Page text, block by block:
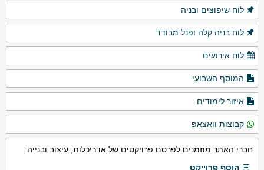
לוח שיפוצים ובניה
לוח בניה קלה ופנל מבודד
לוח אירועים
המוסף השבועי
איזור לימודים
קבוצות וואצאפ
חברי האתר מוזמנים לפרסם פרויקטים של אדריכלות, עיצוב ובנייה.
הוסף פרוייקט